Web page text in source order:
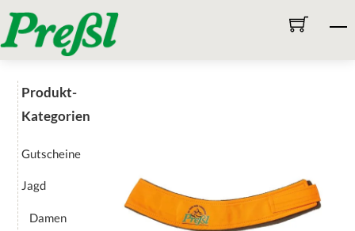
to
content
Produkt-
Kategorien
Gutscheine
Jagd
Damen